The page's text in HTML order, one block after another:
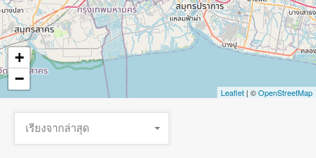
+
−
Leaflet | ©OpenStreetMap
เรียงจากล่าสุด